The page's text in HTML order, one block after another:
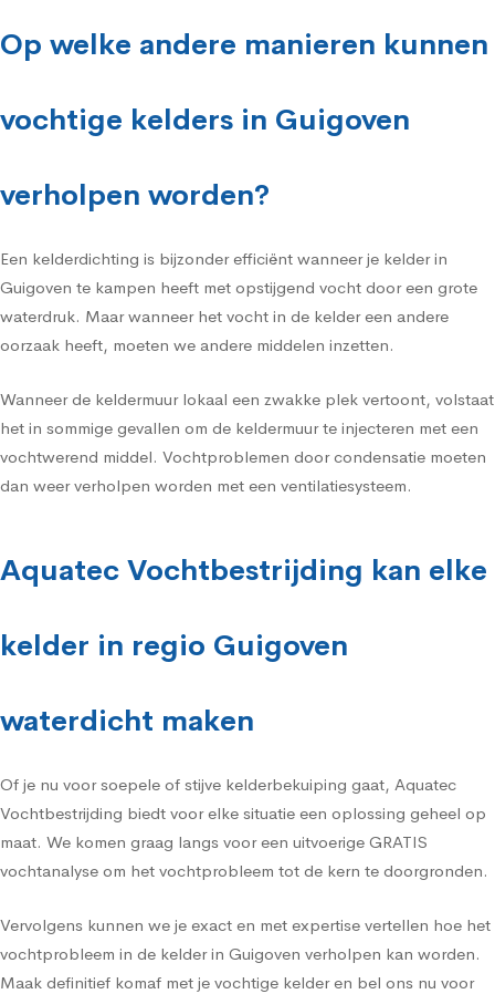
Op welke andere manieren kunnen
vochtige kelders in Guigoven
verholpen worden?
Een kelderdichting is bijzonder efficiënt wanneer je kelder in
Guigoven te kampen heeft met opstijgend vocht door een grote
waterdruk. Maar wanneer het vocht in de kelder een andere
oorzaak heeft, moeten we andere middelen inzetten.
Wanneer de keldermuur lokaal een zwakke plek vertoont, volstaat
het in sommige gevallen om de keldermuur te injecteren met een
vochtwerend middel. Vochtproblemen door condensatie moeten
dan weer verholpen worden met een ventilatiesysteem.
Aquatec Vochtbestrijding kan elke
kelder in regio Guigoven
waterdicht maken
Of je nu voor soepele of stijve kelderbekuiping gaat, Aquatec
Vochtbestrijding biedt voor elke situatie een oplossing geheel op
maat. We komen graag langs voor een uitvoerige GRATIS
vochtanalyse om het vochtprobleem tot de kern te doorgronden.
Vervolgens kunnen we je exact en met expertise vertellen hoe het
vochtprobleem in de kelder in Guigoven verholpen kan worden.
Maak definitief komaf met je vochtige kelder en bel ons nu voor